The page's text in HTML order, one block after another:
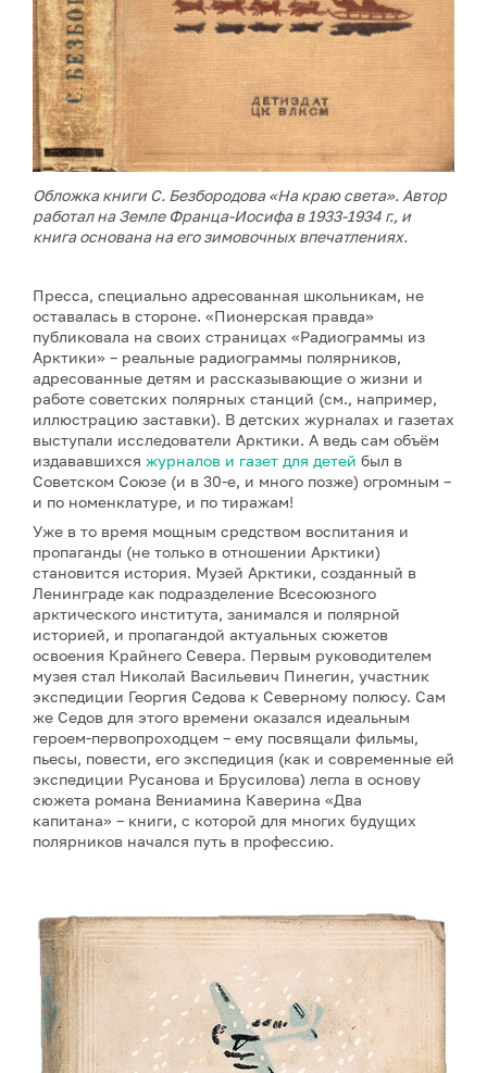
Обложка книги С. Безбородова «На краю света». Автор
работал на Земле Франца-Иосифа в 1933-1934 г., и
книга основана на его зимовочных впечатлениях.
Пресса, специально адресованная школьникам, не
оставалась в стороне. «Пионерская правда»
публиковала на своих страницах «Радиограммы из
Арктики» – реальные радиограммы полярников,
адресованные детям и рассказывающие о жизни и
работе советских полярных станций (см., например,
иллюстрацию заставки). В детских журналах и газетах
выступали исследователи Арктики. А ведь сам объём
издававшихся журналов и газет для детей был в
Советском Союзе (и в 30-е, и много позже) огромным –
и по номенклатуре, и по тиражам!
Уже в то время мощным средством воспитания и
пропаганды (не только в отношении Арктики)
становится история. Музей Арктики, созданный в
Ленинграде как подразделение Всесоюзного
арктического института, занимался и полярной
историей, и пропагандой актуальных сюжетов
освоения Крайнего Севера. Первым руководителем
музея стал Николай Васильевич Пинегин, участник
экспедиции Георгия Седова к Северному полюсу. Сам
же Седов для этого времени оказался идеальным
героем-первопроходцем – ему посвящали фильмы,
пьесы, повести, его экспедиция (как и современные ей
экспедиции Русанова и Брусилова) легла в основу
сюжета романа Вениамина Каверина «Два
капитана» – книги, с которой для многих будущих
полярников начался путь в профессию.